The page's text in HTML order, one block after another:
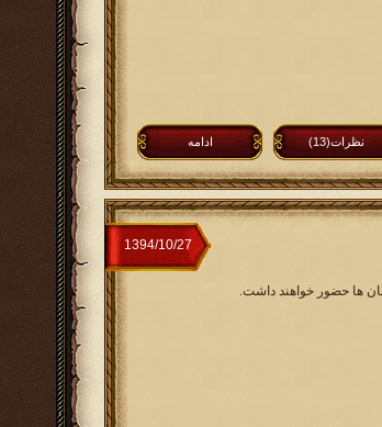
ادامه نظرات(13)
ها حضور خواهند داشت.